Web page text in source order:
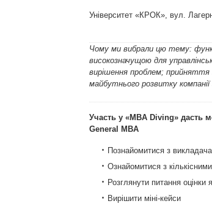
Університет «КРОК», вул.
Чому ми вибрали цю тему:
високозначущою для
вирішення проблем; прийняття
майбутнього розвитку компанії
Участь у «MBA Diving» дасть
General MBA
Познайомитися з
Ознайомитися з
Розглянути питання оцінки
Вирішити міні-кейси